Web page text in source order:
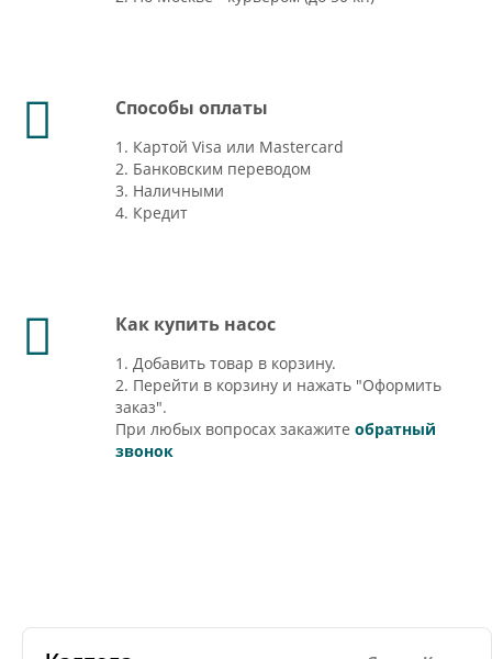
Способы оплаты
1. Картой Visa или Mastercard
2. Банковским переводом
3. Наличными
4. Кредит
Как купить насос
1. Добавить товар в корзину.
2. Перейти в корзину и нажать "Оформить
заказ".
При любых вопросах закажите обратный
звонок